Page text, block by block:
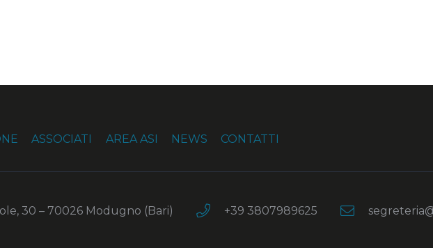
ASSOCIATI AREA ASI NEWS CONTATTI
30 – 70026 Modugno (Bari) +39 3807989625